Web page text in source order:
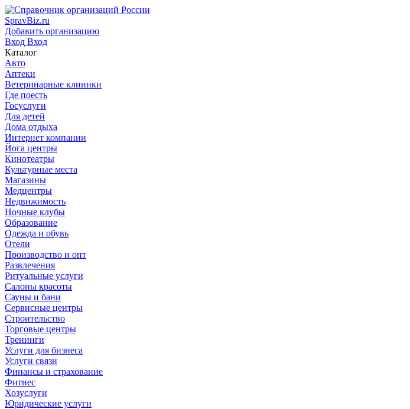
SpravBiz.ru
Добавить организацию
Вход Вход
Каталог
Авто
Аптеки
Ветеринарные клиники
Где поесть
Госуслуги
Для детей
Дома отдыха
Интернет компании
Йога центры
Кинотеатры
Культурные места
Магазины
Медцентры
Недвижимость
Ночные клубы
Образование
Одежда и обувь
Отели
Производство и опт
Развлечения
Ритуальные услуги
Салоны красоты
Сауны и бани
Сервисные центры
Строительство
Торговые центры
Тренинги
Услуги для бизнеса
Услуги связи
Финансы и страхование
Фитнес
Хозуслуги
Юридические услуги